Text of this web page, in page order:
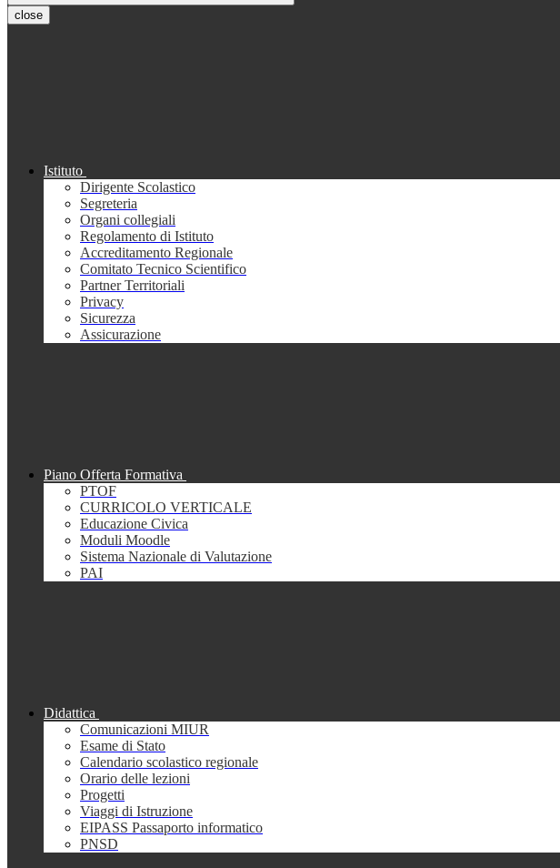
close
Istituto
Dirigente Scolastico
Segreteria
Organi collegiali
Regolamento di Istituto
Accreditamento Regionale
Comitato Tecnico Scientifico
Partner Territoriali
Privacy
Sicurezza
Assicurazione
Piano Offerta Formativa
PTOF
CURRICOLO VERTICALE
Educazione Civica
Moduli Moodle
Sistema Nazionale di Valutazione
PAI
Didattica
Comunicazioni MIUR
Esame di Stato
Calendario scolastico regionale
Orario delle lezioni
Progetti
Viaggi di Istruzione
EIPASS Passaporto informatico
PNSD